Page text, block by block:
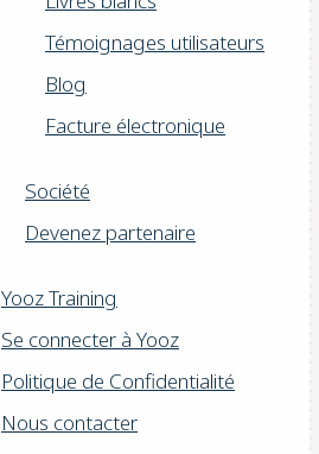
Témoignages utilisateurs
Blog
Facture électronique
Société
Devenez partenaire
Yooz Training
Se connecter à Yooz
Politique de Confidentialité
Nous contacter